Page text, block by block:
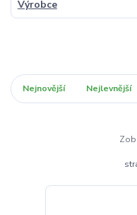
Výrobce
Nejnovější Nejlevnější